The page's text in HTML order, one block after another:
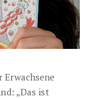
„Das ist